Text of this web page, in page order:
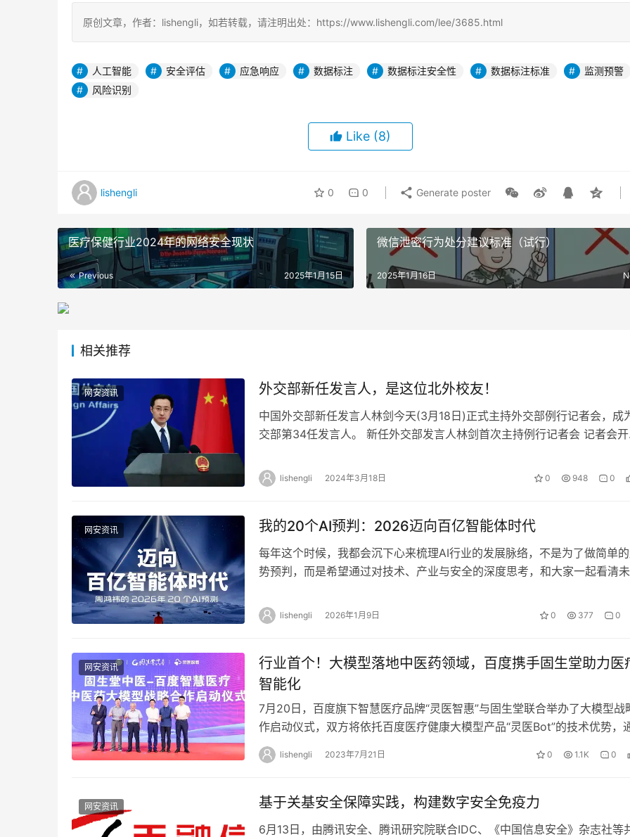
原创文章，作者：lishengli，如若转载，请注明出处：https://www.lishengli.com/lee/3685.html
人工智能 安全评估 应急响应 数据标注 数据标注安全性 数据标注标准
监测预警
风险识别
Like (8)
lishengli 0 0 Generate poster
医疗保健行业2024年的网络安全现状
Previous 2025年1月15日
微信泄密行为处分建议标准（试行）
2025年1月16日
相关推荐
网安资讯 外交部新任发言人，是这位北外校友！
中国外交部新任发言人林剑今天(3月18日)正式主持外交部例行记者会，成
交部第34任发言人。 新任外交部发言人林剑首次主持例行记者会 记者会
lishengli 2024年3月18日 0 948 0
网安资讯 我的20个AI预判：2026迈向百亿智能体时代
每年这个时候，我都会沉下心来梳理AI行业的发展脉络，不是为了做简单
势预判，而是希望通过对技术、产业与安全的深度思考，和大家一起看清
lishengli 2026年1月9日 0 377 0
网安资讯
行业首个！大模型落地中医药领域，百度携手固生堂助力医
智能化
7月20日，百度旗下智慧医疗品牌“灵医智惠”与固生堂联合举办了大模型战
作启动仪式，双方将依托百度医疗健康大模型产品“灵医Bot”的技术优势，
端到端数据打通，推动医学行业大模…
lishengli 2023年7月21日 0 1.1K 0
网安资讯 基于关基安全保障实践，构建数字安全免疫力
6月13日，由腾讯安全、腾讯研究院联合IDC、《中国信息安全》杂志社等